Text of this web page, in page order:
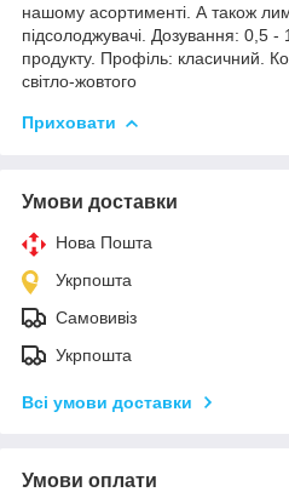
нашому асортименті. А також
підсолоджувачі. Дозування: 0,5 -
продукту. Профіль: класичний.
світло-жовтого
Приховати
Умови доставки
Нова Пошта
Укрпошта
Самовивіз
Укрпошта
Всі умови доставки
Умови оплати